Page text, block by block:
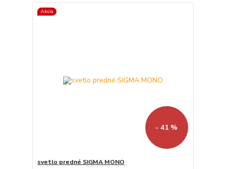
Akcia
- 41 %
svetlo predné SIGMA MONO